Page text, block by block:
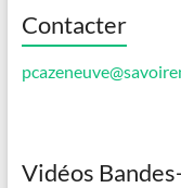
Contacter
Vidéos